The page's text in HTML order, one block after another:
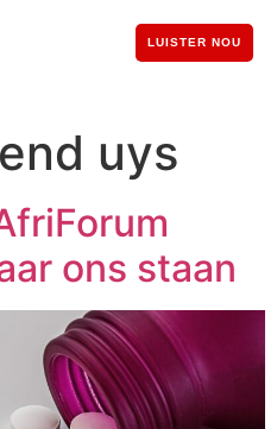
LUISTER NOU
uys
ons staan